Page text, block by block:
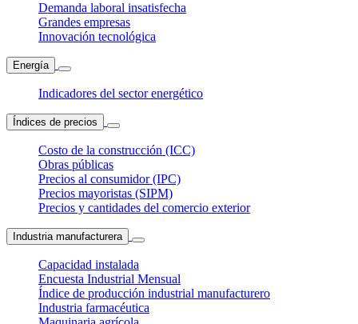
Demanda laboral insatisfecha
Grandes empresas
Innovación tecnológica
Energía
Indicadores del sector energético
Índices de precios
Costo de la construcción (ICC)
Obras públicas
Precios al consumidor (IPC)
Precios mayoristas (SIPM)
Precios y cantidades del comercio exterior
Industria manufacturera
Capacidad instalada
Encuesta Industrial Mensual
Índice de producción industrial manufacturero
Industria farmacéutica